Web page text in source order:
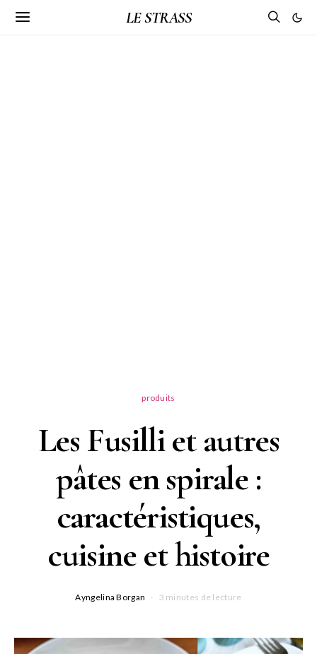
LE STRASS
produits
Les Fusilli et autres
pâtes en spirale :
caractéristiques,
cuisine et histoire
Ayngelina Borgan 3 minutes de lecture